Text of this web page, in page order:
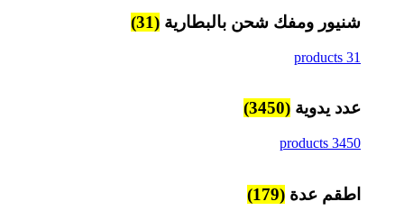
شنيور ومفك شحن بالبطارية (31)
31 products
عدد يدوية (3450)
3450 products
اطقم عدة (179)